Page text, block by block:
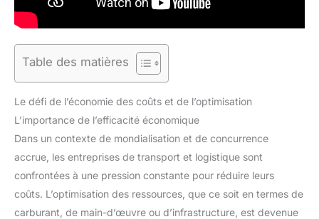
Table des matières
Le défi de l’économie des coûts et de l’optimisation
L’importance de l’efficacité économique
Dans un contexte de mondialisation et de concurrence
accrue, les entreprises de transport et logistique sont
confrontées à une pression constante pour réduire leurs
coûts. L’optimisation des ressources, que ce soit en termes de
carburant, de main-d’œuvre ou d’infrastructure, est devenue